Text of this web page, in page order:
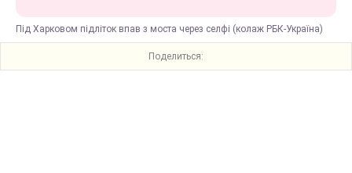
Під Харковом підліток впав з моста через селфі (колаж РБК-Україна)
Поделиться: